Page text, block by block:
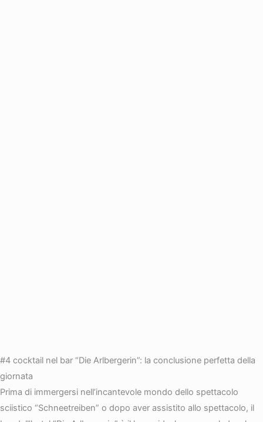
#4 cocktail nel bar “Die Arlbergerin”: la conclusione perfetta della
giornata
Prima di immergersi nell’incantevole mondo dello spettacolo
sciistico “Schneetreiben” o dopo aver assistito allo spettacolo, il